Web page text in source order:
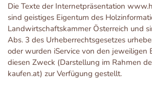
Die Texte der Internetpräsentation
sind geistiges Eigentum des
Landwirtschaftskammer Österreich und
Abs. 3 des Urheberrechtsgesetzes
oder wurden iService von den jeweiligen
diesen Zweck (Darstellung im Rahmen
kaufen.at) zur Verfügung gestellt.